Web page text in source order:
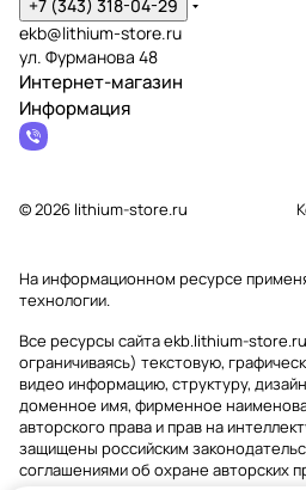
+7 (343) 318-04-29
ekb@lithium-store.ru
ул. Фурманова 48
Интернет-магазин
Информация
© 2026 lithium-store.ru
На информационном ресурсе
технологии.
Все ресурсы сайта ekb.lithium-
ограничиваясь) текстовую,
видео информацию, структуру,
доменное имя, фирменное
авторского права и прав на
защищены российским
соглашениями об охране авторских